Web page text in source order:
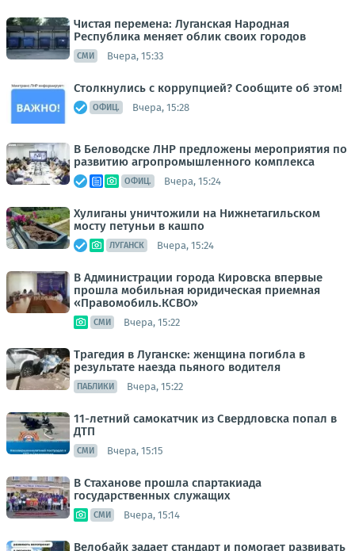
Чистая перемена: Луганская Народная
Республика меняет облик своих городов
СМИ Вчера, 15:33
Столкнулись с коррупцией? Сообщите об этом!
ОФИЦ. Вчера, 15:28
В Беловодске ЛНР предложены мероприятия по
развитию агропромышленного комплекса
ОФИЦ. Вчера, 15:24
Хулиганы уничтожили на Нижнетагильском
мосту петуньи в кашпо
ЛУГАНСК Вчера, 15:24
В Администрации города Кировска впервые
прошла мобильная юридическая приемная
«Правомобиль.КСВО»
СМИ Вчера, 15:22
Трагедия в Луганске: женщина погибла в
результате наезда пьяного водителя
ПАБЛИКИ Вчера, 15:22
11-летний самокатчик из Свердловска попал в
ДТП
СМИ Вчера, 15:15
В Стаханове прошла спартакиада
государственных служащих
СМИ Вчера, 15:14
Велобайк задает стандарт и помогает развивать